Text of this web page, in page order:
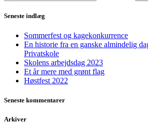
Seneste indlæg
Sommerfest og kagekonkurrence
En historie fra en ganske almindelig
Privatskole
Skolens arbejdsdag 2023
Et år mere med grønt flag
Høstfest 2022
Seneste kommentarer
Arkiver